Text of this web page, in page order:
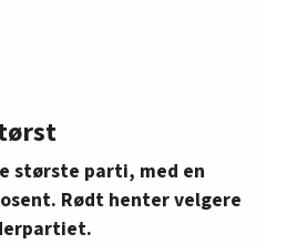
største parti, med en
Rødt henter velgere